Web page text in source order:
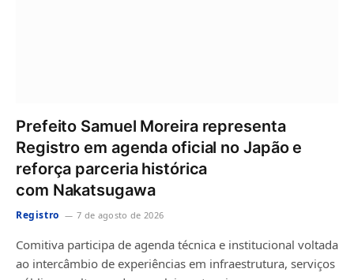
Prefeito Samuel Moreira representa
Registro em agenda oficial no Japão e
reforça parceria histórica
com Nakatsugawa
Registro 7 de agosto de 2026
Comitiva participa de agenda técnica e institucional voltada
ao intercâmbio de experiências em infraestrutura, serviços